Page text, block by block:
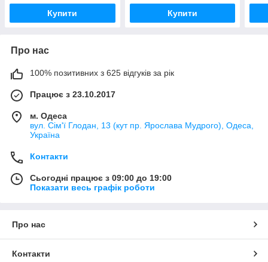
Купити Купити
Про нас
100% позитивних з 625 відгуків за рік
Працює з 23.10.2017
м. Одеса
вул. Сім'ї Глодан, 13 (кут пр. Ярослава Мудрого), Одеса,
Україна
Контакти
Сьогодні працює з 09:00 до 19:00
Показати весь графік роботи
Про нас
Контакти